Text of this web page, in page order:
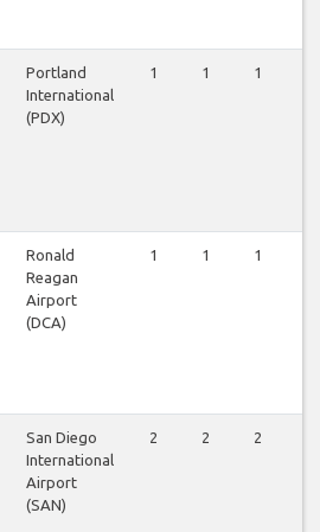
Portland
International
(PDX)
1 1 1
Ronald
Reagan
Airport
(DCA)
1 1 1
San Diego
International
Airport
(SAN)
2 2 2